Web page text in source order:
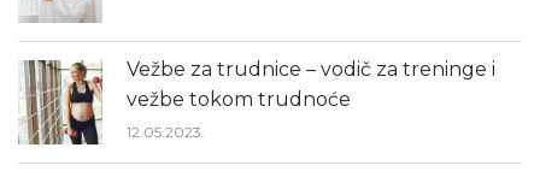
Vežbe za trudnice – vodič za treninge i
vežbe tokom trudnoće
12.05.2023.